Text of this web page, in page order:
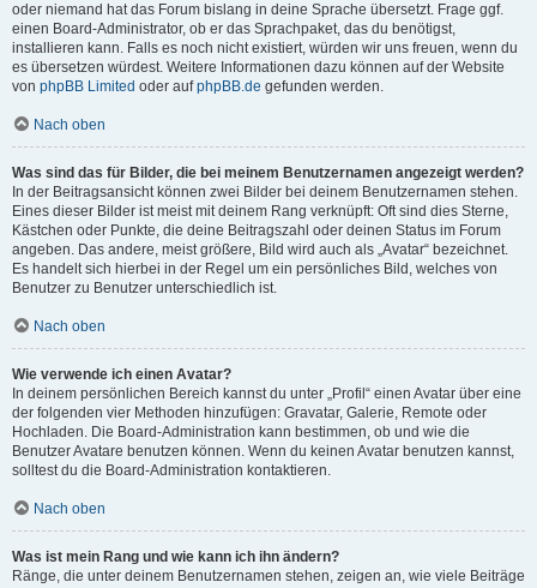
oder niemand hat das Forum bislang in deine Sprache übersetzt. Frage ggf.
einen Board-Administrator, ob er das Sprachpaket, das du benötigst,
installieren kann. Falls es noch nicht existiert, würden wir uns freuen, wenn du
es übersetzen würdest. Weitere Informationen dazu können auf der Website
von phpBB Limited oder aufphpBB.de gefunden werden.
Nach oben
Was sind das für Bilder, die bei meinem Benutzernamen angezeigt werden?
In der Beitragsansicht können zwei Bilder bei deinem Benutzernamen stehen.
Eines dieser Bilder ist meist mit deinem Rang verknüpft: Oft sind dies Sterne,
Kästchen oder Punkte, die deine Beitragszahl oder deinen Status im Forum
angeben. Das andere, meist größere, Bild wird auch als „Avatar“ bezeichnet.
Es handelt sich hierbei in der Regel um ein persönliches Bild, welches von
Benutzer zu Benutzer unterschiedlich ist.
Nach oben
Wie verwende ich einen Avatar?
In deinem persönlichen Bereich kannst du unter „Profil“ einen Avatar über eine
der folgenden vier Methoden hinzufügen: Gravatar, Galerie, Remote oder
Hochladen. Die Board-Administration kann bestimmen, ob und wie die
Benutzer Avatare benutzen können. Wenn du keinen Avatar benutzen kannst,
solltest du die Board-Administration kontaktieren.
Nach oben
Was ist mein Rang und wie kann ich ihn ändern?
Ränge, die unter deinem Benutzernamen stehen, zeigen an, wie viele Beiträge